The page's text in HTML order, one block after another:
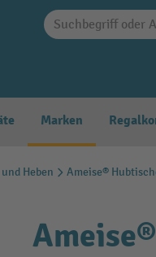
Marken
Heben Ameise®